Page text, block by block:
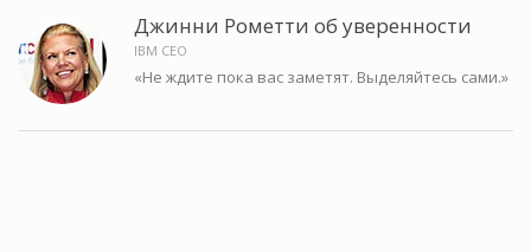
Джинни Рометти об уверенности
IBM CEO
«Не ждите пока вас заметят. Выделяйтесь сами.»